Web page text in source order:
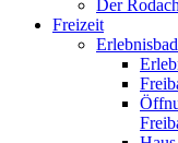
Der
Freizeit